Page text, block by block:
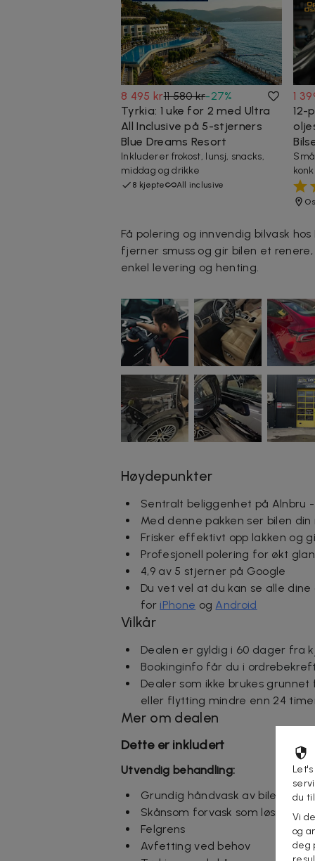
8 495 kr11 580 kr-27%
Tyrkia: 1 uke for 2 med Ultra
All Inclusive på 5-stjerners
Blue Dreams Resort
Inkluderer frokost, lunsj, snacks,
middag og drikke
8 kjøpte All inclusive
1
12-
Få polering og innvendig bilvask
fjerner smuss og gir bilen et
enkel levering og henting.
Høydepunkter
Sentralt beliggenhet på Alnbru
Med denne pakken ser bilen
Frisker effektivt opp lakken og
Profesjonell polering for økt
4,9 av 5 stjerner på Google
Du vet vel at du kan se alle
for iPhone og Android
Vilkår
Dealen er gyldig i 60 dager fra
Bookinginfo får du i
Dealer som ikke brukes
eller flytting mindre enn 24
Mer om dealen
Dette er inkludert
Utvendig behandling:
Grundig håndvask av bilen
Skånsom forvask som løsner
Felgrens
Avfetting ved behov
du
Vi
og
deg